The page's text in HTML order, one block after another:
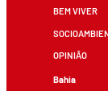
BEM VIVER
OPINIÃO
Bahia